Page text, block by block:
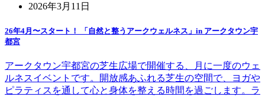
2026年3月11日
26年4月〜スタート！ 「自然と整うアークウェルネス」in アークタウン宇
都宮
アークタウン宇都宮の芝生広場で開催する、月に一度のウェ
ルネスイベントです。開放感あふれる芝生の空間で、ヨガや
ピラティスを通して心と身体を整える時間を過ごします。ラ